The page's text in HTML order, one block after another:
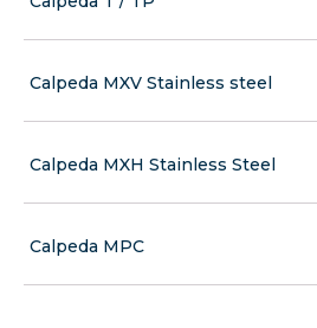
Calpeda MXV Stainless steel
Calpeda MXH Stainless Steel
Calpeda MPC